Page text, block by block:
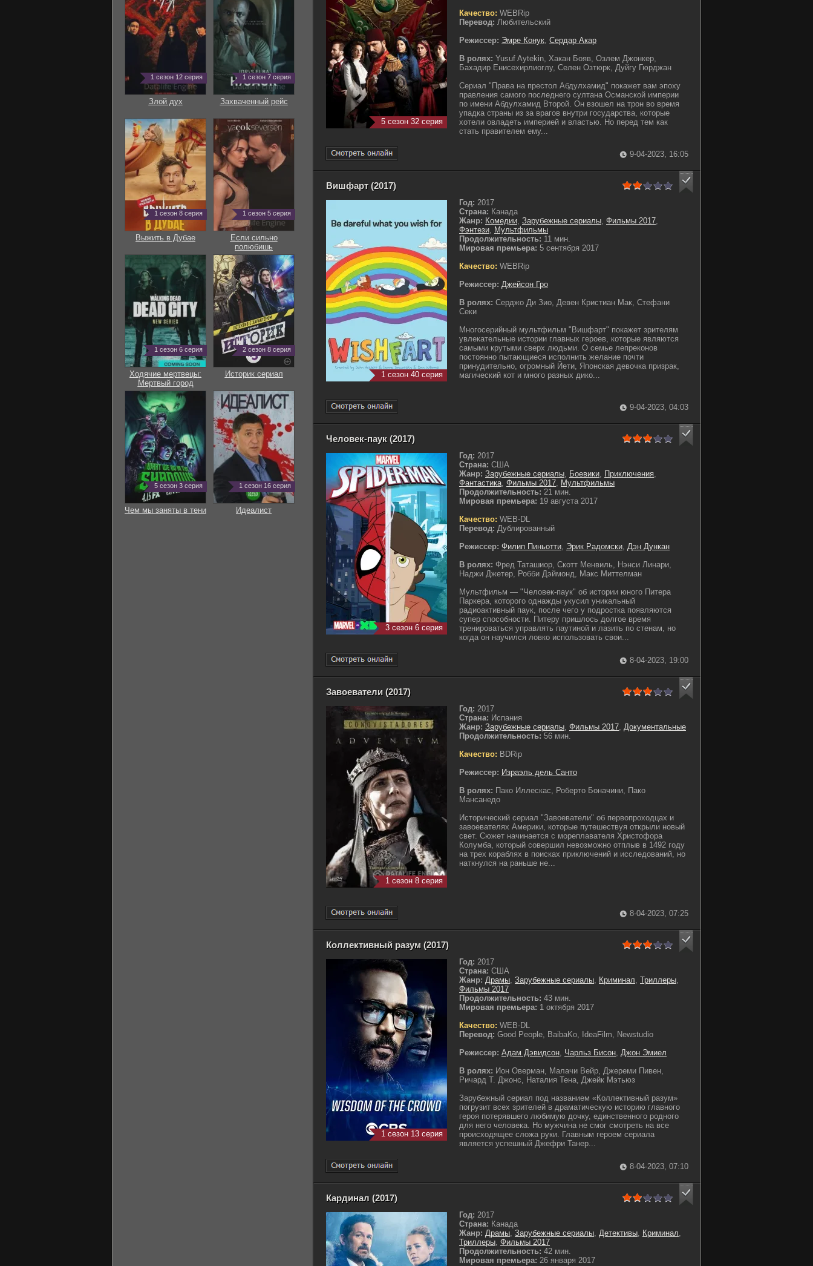
5 сезон 32 серия
Качество: WEBRip
Перевод: Любительский
Режиссер: Эмре Конук, Сердар Акар
В ролях: Yusuf Aytekin, Хакан Бояв, Озлем Джонкер,
Бахадир Енисехирлиоглу, Селен Озтюрк, Дуйгу Гюрджан
Сериал "Права на престол Абдулхамид" покажет вам эпоху
правления самого последнего султана Османской империи
по имени Абдулхамид Второй. Он взошел на трон во время
упадка страны из за врагов внутри государства, которые
хотели овладеть империей и властью. Но перед тем как
стать правителем ему...
9-04-2023, 16:05
Вишфарт (2017)
1 сезон 40 серия
Год: 2017
Страна: Канада
Жанр: Комедии, Зарубежные сериалы, Фильмы 2017,
Фэнтези, Мультфильмы
Продолжительность: 11 мин.
Мировая премьера: 5 сентября 2017
Качество: WEBRip
Режиссер: Джейсон Гро
В ролях: Серджо Ди Зио, Девен Кристиан Мак, Стефани
Секи
Многосерийный мультфильм "Вишфарт" покажет зрителям
увлекательные истории главных героев, которые являются
самыми крутыми сверх людьми. О семье лепреконов
постоянно пытающиеся исполнить желание почти
принудительно, огромный Йети, Японская девочка призрак,
магический кот и много разных дико...
9-04-2023, 04:03
Человек-паук (2017)
3 сезон 6 серия
Год: 2017
Страна: США
Жанр: Зарубежные сериалы, Боевики, Приключения,
Фантастика, Фильмы 2017, Мультфильмы
Продолжительность: 21 мин.
Мировая премьера: 19 августа 2017
Качество: WEB-DL
Перевод: Дублированный
Режиссер: Филип Пиньотти, Эрик Радомски, Дэн Дункан
В ролях: Фред Таташиор, Скотт Менвиль, Нэнси Линари,
Наджи Джетер, Робби Дэймонд, Макс Миттелман
Мультфильм — "Человек-паук" об истории юного Питера
Паркера, которого однажды укусил уникальный
радиоактивный паук, после чего у подростка появляются
супер способности. Питеру пришлось долгое время
тренироваться управлять паутиной и лазить по стенам, но
когда он научился ловко использовать свои...
8-04-2023, 19:00
Завоеватели (2017)
1 сезон 8 серия
Год: 2017
Страна: Испания
Жанр: Зарубежные сериалы, Фильмы 2017, Документальные
Продолжительность: 56 мин.
Качество: BDRip
Режиссер: Израэль дель Санто
В ролях: Пако Иллескас, Роберто Боначини, Пако
Мансанедо
Исторический сериал "Завоеватели" об первопроходцах и
завоевателях Америки, которые путешествуя открыли новый
свет. Сюжет начинается с мореплавателя Христофора
Колумба, который совершил невозможно отплыв в 1492 году
на трех кораблях в поисках приключений и исследований, но
наткнулся на раньше не...
8-04-2023, 07:25
Коллективный разум (2017)
1 сезон 13 серия
Год: 2017
Страна: США
Жанр: Драмы, Зарубежные сериалы, Криминал, Триллеры,
Фильмы 2017
Продолжительность: 43 мин.
Мировая премьера: 1 октября 2017
Качество: WEB-DL
Перевод: Good People, BaibaKo, IdeaFilm, Newstudio
Режиссер: Адам Дэвидсон, Чарльз Бисон, Джон Эмиел
В ролях: Ион Оверман, Малачи Вейр, Джереми Пивен,
Ричард Т. Джонс, Наталия Тена, Джейк Мэтьюз
Зарубежный сериал под названием «Коллективный разум»
погрузит всех зрителей в драматическую историю главного
героя потерявшего любимую дочку, единственного родного
для него человека. Но мужчина не смог смотреть на все
происходящее сложа руки. Главным героем сериала
является успешный Джефри Танер...
8-04-2023, 07:10
Кардинал (2017)
Год: 2017
Страна: Канада
Жанр: Драмы, Зарубежные сериалы, Детективы, Криминал,
Триллеры, Фильмы 2017
Продолжительность: 42 мин.
Мировая премьера: 26 января 2017
1 сезон 12 серия
Злой дух
1 сезон 7 серия
Захваченный рейс
1 сезон 8 серия
Выжить в Дубае
1 сезон 5 серия
Если сильно
полюбишь
1 сезон 6 серия
Ходячие мертвецы:
Мертвый город
2 сезон 8 серия
Историк сериал
5 сезон 3 серия
Чем мы заняты в тени
1 сезон 16 серия
Идеалист